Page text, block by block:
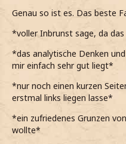
Genau so ist es. Das beste
*voller Inbrunst sage, da
*das analytische Denken
mir einfach sehr gut liegt*
*nur noch einen kurzen
erstmal links liegen lasse*
*ein zufriedenes Grunzen
wollte*